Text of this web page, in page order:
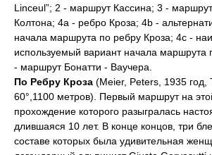
Linceul”; 2 - маршрут Кассина; 3 -
Колтона; 4а - ребро Кроза; 4b -
начала маршрута по ребру Кроза; 4с -
используемый вариант начала маршрута
- маршрут Бонатти - Ваучера.
По Ребру Кроза (Meier, Peters, 1935 год,
60°,1100 метров). Первый маршрут на
прохождение которого разыгралась
длившаяся 10 лет. В конце концов, три
составе которых была удивительная